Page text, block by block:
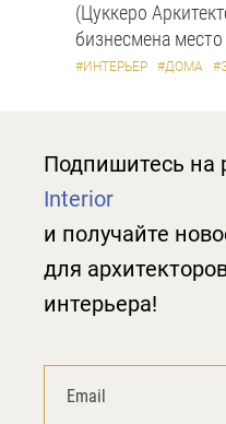
(Цуккеро
бизнесмена
#ИНТЕРЬЕР #ДОМА
Подпишитесь на
Interior
и получайте
для
интерьера!